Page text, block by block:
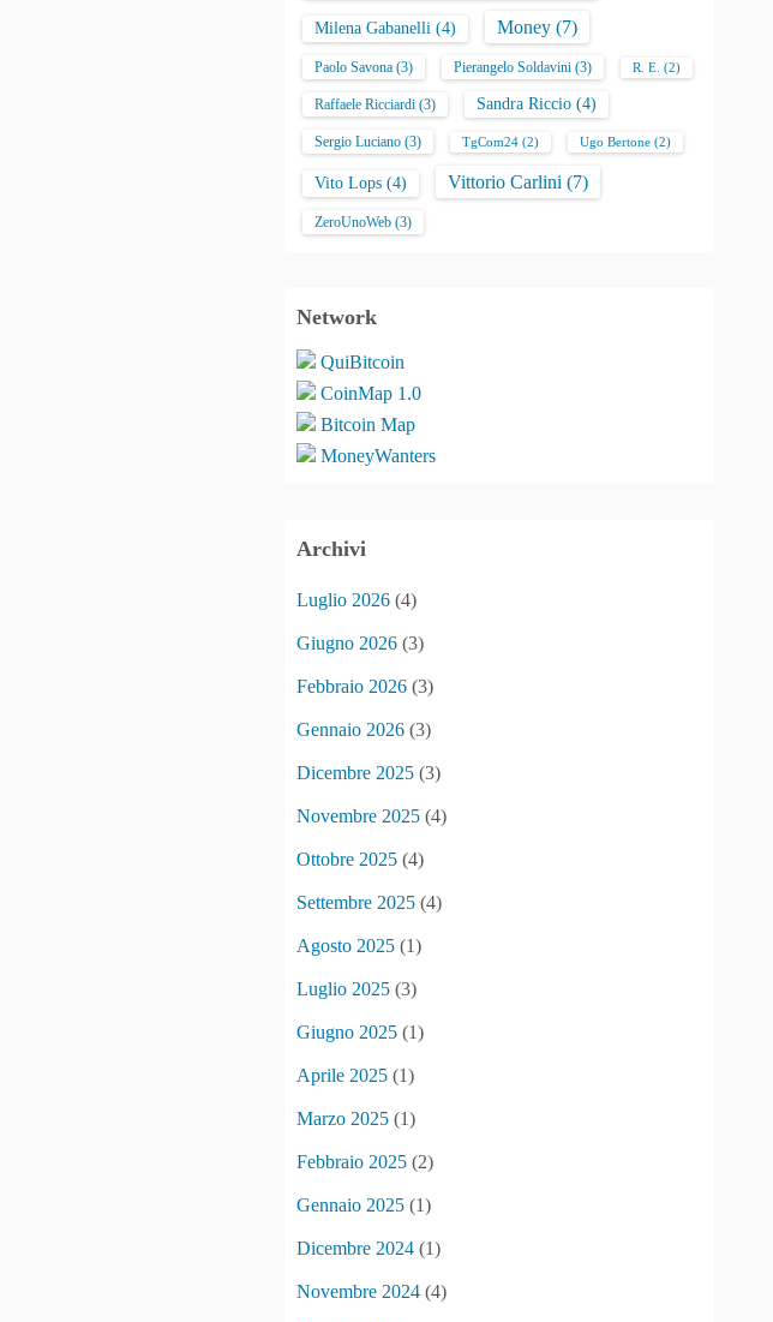
Milena Gabanelli (4) Money (7)
Paolo Savona (3) Pierangelo Soldavini (3) R. E. (2)
Raffaele Ricciardi (3) Sandra Riccio (4)
Sergio Luciano (3) TgCom24 (2) Ugo Bertone (2)
Vito Lops (4) Vittorio Carlini (7)
ZeroUnoWeb (3)
Network
QuiBitcoin
CoinMap 1.0
Bitcoin Map
MoneyWanters
Archivi
Luglio 2026 (4)
Giugno 2026 (3)
Febbraio 2026 (3)
Gennaio 2026 (3)
Dicembre 2025 (3)
Novembre 2025 (4)
Ottobre 2025 (4)
Settembre 2025 (4)
Agosto 2025 (1)
Luglio 2025 (3)
Giugno 2025 (1)
Aprile 2025 (1)
Marzo 2025 (1)
Febbraio 2025 (2)
Gennaio 2025 (1)
Dicembre 2024 (1)
Novembre 2024 (4)